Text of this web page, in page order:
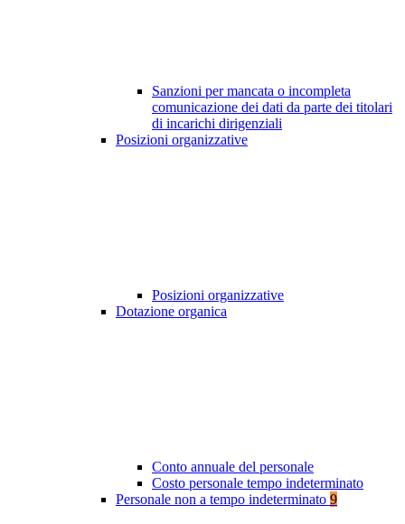
Sanzioni per mancata o incompleta
comunicazione dei dati da parte dei titolari
di incarichi dirigenziali
Posizioni organizzative
Posizioni organizzative
Dotazione organica
Conto annuale del personale
Costo personale tempo indeterminato
Personale non a tempo indeterminato 9